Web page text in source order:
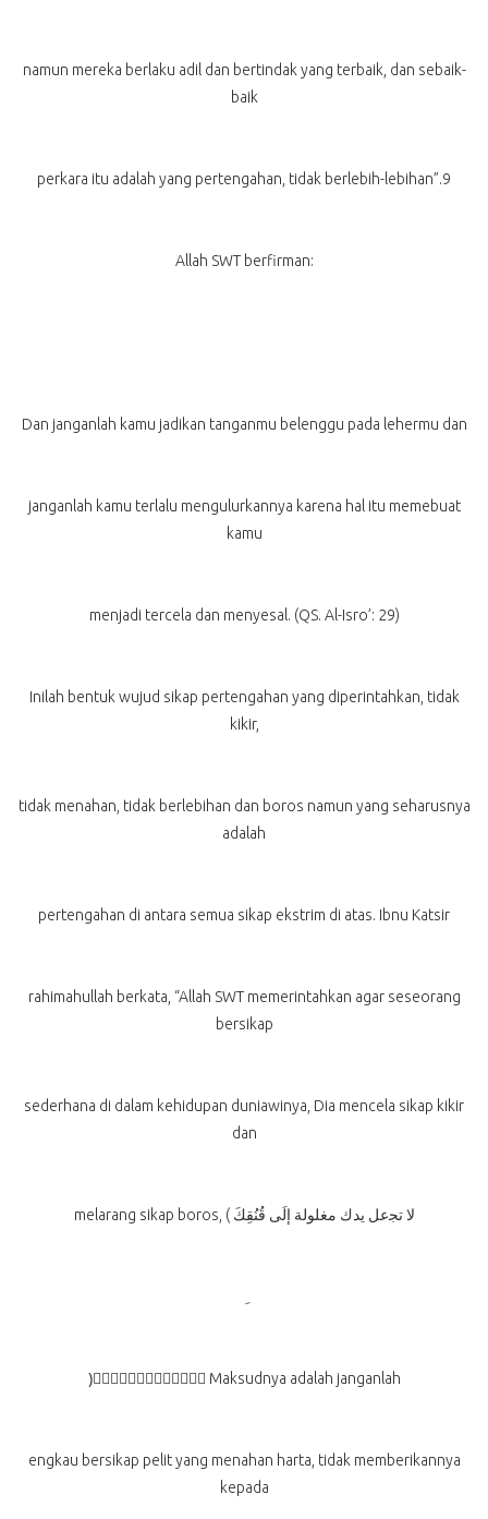
namun mereka berlaku adil dan bertindak yang terbaik, dan sebaik-
baik
perkara itu adalah yang pertengahan, tidak berlebih-lebihan”.9
Allah SWT berfirman:
Dan janganlah kamu jadikan tanganmu belenggu pada lehermu dan
janganlah kamu terlalu mengulurkannya karena hal itu memebuat
kamu
menjadi tercela dan menyesal. (QS. Al-Isro’: 29)
Inilah bentuk wujud sikap pertengahan yang diperintahkan, tidak
kikir,
tidak menahan, tidak berlebihan dan boros namun yang seharusnya
adalah
pertengahan di antara semua sikap ekstrim di atas. Ibnu Katsir
rahimahullah berkata, “Allah SWT memerintahkan agar seseorang
bersikap
sederhana di dalam kehidupan duniawinya, Dia mencela sikap kikir
dan
melarang sikap boros, ( لا ﺗﺠعل يدك مغلولة إﻟَﻰ قُنُقِكَ
)ًََََََََُْْْ Maksudnya adalah janganlah
engkau bersikap pelit yang menahan harta, tidak memberikannya
kepada